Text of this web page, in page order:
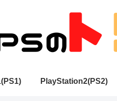
PlayStation2(PS2)